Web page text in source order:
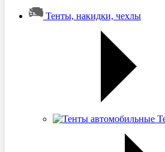
Тенты, накидки, чехлы